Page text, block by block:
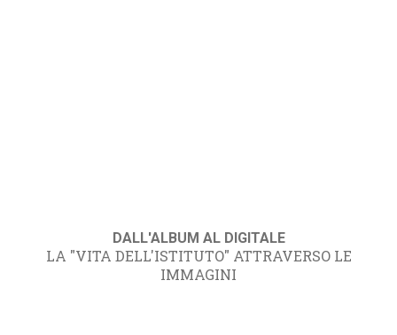
DALL'ALBUM AL DIGITALE
LA "VITA DELL'ISTITUTO" ATTRAVERSO LE
IMMAGINI